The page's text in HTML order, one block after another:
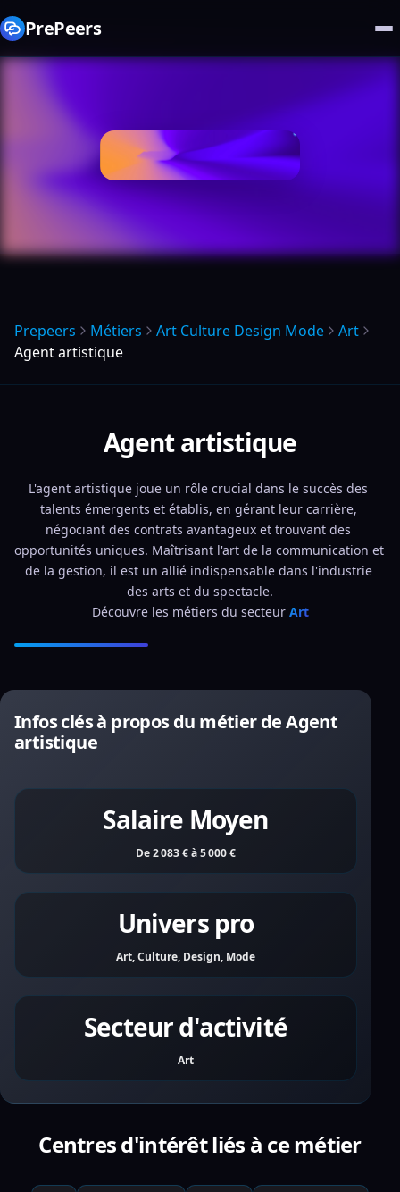
PrePeers
Prepeers Métiers Art Culture Design Mode
Art
Agent artistique
Agent artistique
L'agent artistique joue un rôle crucial dans le succès des
talents émergents et établis, en gérant leur carrière,
négociant des contrats avantageux et trouvant des
opportunités uniques. Maîtrisant l'art de la communication et
de la gestion, il est un allié indispensable dans l'industrie
des arts et du spectacle.
Découvre les métiers du secteur Art
Infos clés à propos du métier de Agent
artistique
Salaire Moyen
De 2 083 € à 5 000 €
Univers pro
Art, Culture, Design, Mode
Secteur d'activité
Art
Centres d'intérêt liés à ce métier